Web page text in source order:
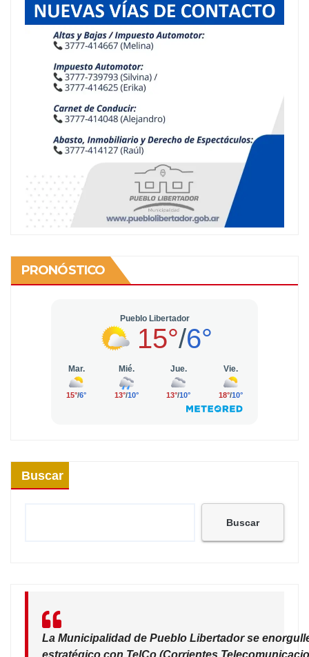
PRONÓSTICO
Buscar
Buscar
La Municipalidad de Pueblo Libertador se
estratégico con TelCo (Corrientes